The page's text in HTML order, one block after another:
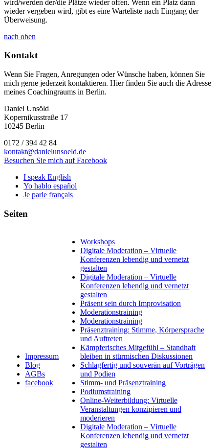
wird/werden der/die Plätze wieder offen. Wenn ein Platz dann
wieder vergeben wird, gibt es eine Warteliste nach Eingang der
Überweisung.
nach oben
Kontakt
Wenn Sie Fragen, Anregungen oder Wünsche haben, können Sie
mich gerne jederzeit kontaktieren. Hier finden Sie auch die Adresse
meines Coachingraums in Berlin.
Daniel Unsöld
Kopernikusstraße 17
10245 Berlin
0172 / 394 42 84
kontakt@danielunsoeld.de
Besuchen Sie mich auf Facebook
I speak English
Yo hablo español
Je parle français
Seiten
Impressum
Blog
AGBs
facebook
Workshops
Digitale Moderation – Virtuelle
Konferenzen lebendig und vernetzt
gestalten
Digitale Moderation – Virtuelle
Konferenzen lebendig und vernetzt
gestalten
Präsent sein durch Improvisation
Moderationstraining
Moderationstraining
Präsenztraining: Stimme, Körpersprache
und Auftreten
Kämpferisches Mitgefühl – Standhaft
bleiben in stürmischen Diskussionen
Schlagfertig und souverän auf Vorträgen
und Podien
Stimm- und Präsenztraining
Podiumstraining
Online-Weiterbildung: Virtuelle
Veranstaltungen konzipieren und
moderieren
Digitale Moderation – Virtuelle
Konferenzen lebendig und vernetzt
gestalten